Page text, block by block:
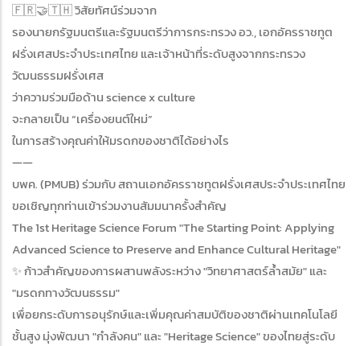
🇫🇷🤝🇹🇭 วิสัยทัศน์ร่วมจาก
รองนายกรัฐมนตรีและรัฐมนตรีว่าการกระทรวง อว., เอกอัครราชทูต
ฝรั่งเศสประจำประเทศไทย และเจ้าหน้าที่ระดับสูงจากกระทรวง
วัฒนธรรมฝรั่งเศส
ว่าความร่วมมือด้าน science x culture
จะกลายเป็น “เครื่องยนต์ใหม่”
ในการสร้างคุณค่าให้มรดกของชาติได้อย่างไร
——
บพค. (PMUB) ร่วมกับ สถานเอกอัครราชทูตฝรั่งเศสประจำประเทศไทย
ขอเชิญทุกท่านเข้าร่วมงานสัมมนาครั้งสำคัญ
The 1st Heritage Science Forum "The Starting Point: Applying
Advanced Science to Preserve and Enhance Cultural Heritage"
✨ ก้าวสำคัญของการผสานพลังระหว่าง "วิทยาศาสตร์ล้ำสมัย" และ
"มรดกทางวัฒนธรรม"
เพื่อยกระดับการอนุรักษ์และเพิ่มคุณค่าสมบัติของชาติผ่านเทคโนโลยี
ชั้นสูง มุ่งพัฒนา "กำลังคน" และ "Heritage Science" ของไทยสู่ระดับ